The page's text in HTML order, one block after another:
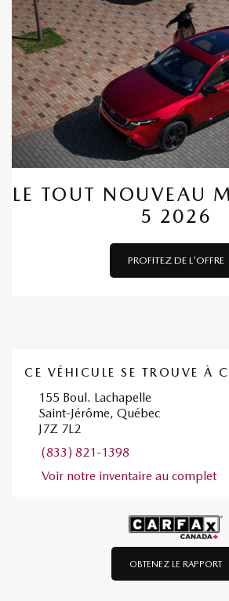
OBTENEZ LE RAPPORT
LE TOUT NOUVEAU
5 2026
PROFITEZ DE L'OFFRE
CE VÉHICULE SE TROUVE À
155 Boul. Lachapelle
Saint-Jérôme, Québec
J7Z 7L2
(833) 821-1398
Voir notre inventaire au complet